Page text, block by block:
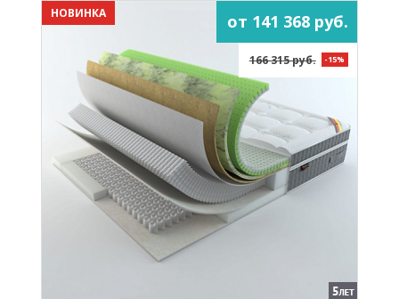
НОВИНКА от 141 368 руб.
166 315 руб. -15%